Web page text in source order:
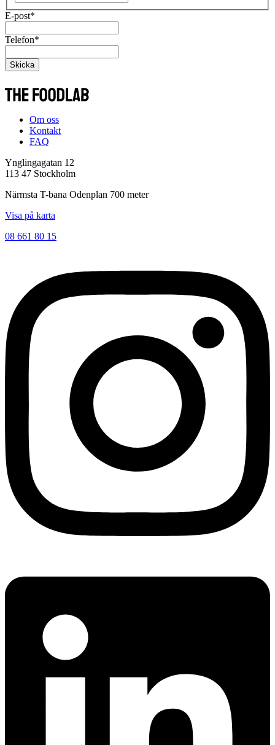
E-post*
Telefon*
Skicka
Om oss
Kontakt
FAQ
Ynglingagatan 12
113 47 Stockholm
Närmsta T-bana Odenplan 700 meter
Visa på karta
08 661 80 15